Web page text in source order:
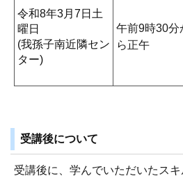
令和8年3月7日土
曜日
(我孫子南近隣セン
ター)
午前9時30分
ら正午
受講後について
受講後に、学んでいただいたス